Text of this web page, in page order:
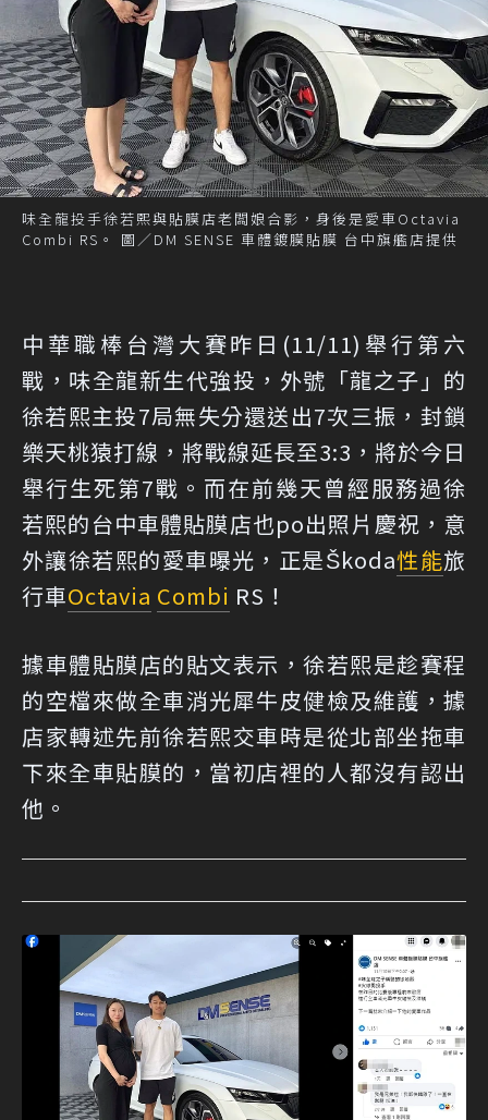
味全龍投手徐若熙與貼膜店老闆娘合影，身後是愛車Octavia
Combi RS。 圖／DM SENSE 車體鍍膜貼膜 台中旗艦店提供
中華職棒台灣大賽昨日(11/11)舉行第六
戰，味全龍新生代強投，外號「龍之子」的
徐若熙主投7局無失分還送出7次三振，封鎖
樂天桃猿打線，將戰線延長至3:3，將於今日
舉行生死第7戰。而在前幾天曾經服務過徐
若熙的台中車體貼膜店也po出照片慶祝，意
外讓徐若熙的愛車曝光，正是Škoda性能旅
行車Octavia Combi RS！
據車體貼膜店的貼文表示，徐若熙是趁賽程
的空檔來做全車消光犀牛皮健檢及維護，據
店家轉述先前徐若熙交車時是從北部坐拖車
下來全車貼膜的，當初店裡的人都沒有認出
他。